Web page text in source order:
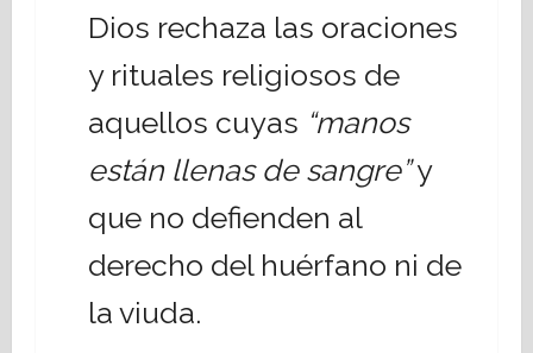
Dios rechaza las oraciones
y rituales religiosos de
aquellos cuyas “manos
están llenas de sangre”y
que no defienden al
derecho del huérfano ni de
la viuda.